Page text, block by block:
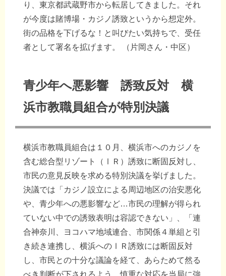
り、東京都武蔵野市から転居してきました。それ
が今度は賭博場・カジノ誘致というから想定外。
街の品格を下げるな！と叫びたい気持ちで、受任
者として署名を拡げます。 （片岡さん・中区）
青少年へ悪影響 誘致反対 横
浜市教職員組合が特別決議
横浜市教職員組合は１０月、横浜市へのカジノを
含む総合型リゾート（ⅠＲ）誘致に断固反対し、
市民の意見反映を求める特別決議を挙げました。
決議では「カジノ設立による周辺地区の治安悪化
や、青少年への悪影響など…市民の理解が得られ
ていない中での誘致表明は容認できない」、「連
合神奈川、ヨコハマ地域連合、市関係４単組と引
き続き連携し、横浜へのⅠＲ誘致には断固反対
し、市民との十分な議論を経て、あらためて然る